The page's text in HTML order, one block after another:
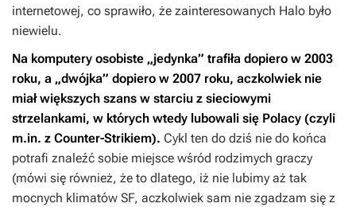
internetowej, co sprawiło, że zainteresowanych Halo było
niewielu.
Na komputery osobiste „jedynka” trafiła dopiero w 2003
roku, a „dwójka” dopiero w 2007 roku, aczkolwiek nie
miał większych szans w starciu z sieciowymi
strzelankami, w których wtedy lubowali się Polacy (czyli
m.in. z Counter-Strikiem). Cykl ten do dziś nie do końca
potrafi znaleźć sobie miejsce wśród rodzimych graczy
(mówi się również, że to dlatego, iż nie lubimy aż tak
mocnych klimatów SF, aczkolwiek sam nie zgadzam się z